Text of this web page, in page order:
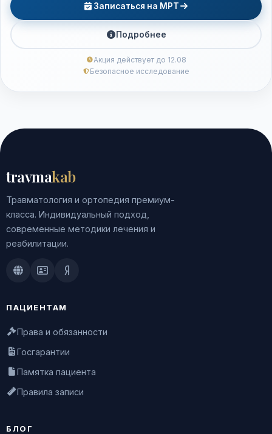
Записаться на МРТ
Подробнее
Акция действует до 12.08
Безопасное исследование
travmakab
Травматология и ортопедия премиум-
класса. Индивидуальный подход,
современные методики лечения и
реабилитации.
Doctu.ruПроДокторов
Яндекс.Здоровье
ПАЦИЕНТАМ
Права и обязанности
Госгарантии
Памятка пациента
Правила записи
БЛОГ